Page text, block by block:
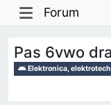
Forum
Pas 6vwo
Elektronica,